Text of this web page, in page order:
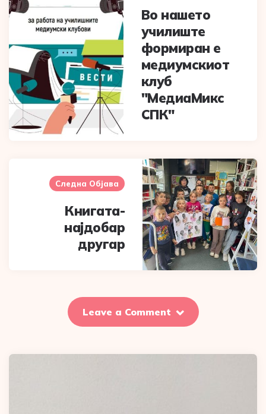
Во нашето
училиште
формиран е
медиумскиот
клуб
"МедиаМикс
СПК"
Следна Објава
Книгата-
најдобар
другар
Leave a Comment